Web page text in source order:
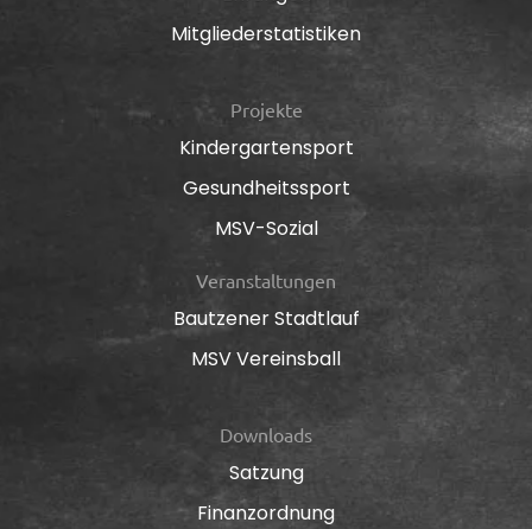
Mitgliederstatistiken
Projekte
Kindergartensport
Gesundheitssport
MSV-Sozial
Veranstaltungen
Bautzener Stadtlauf
MSV Vereinsball
Downloads
Satzung
Finanzordnung